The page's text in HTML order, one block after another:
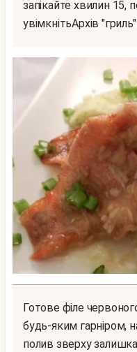
запікайте хвилин 15,
увімкнітьАрхів "гриль"
Готове філе червоного окуня в духовці подавайте з
будь-яким гарніром,
полив зверху